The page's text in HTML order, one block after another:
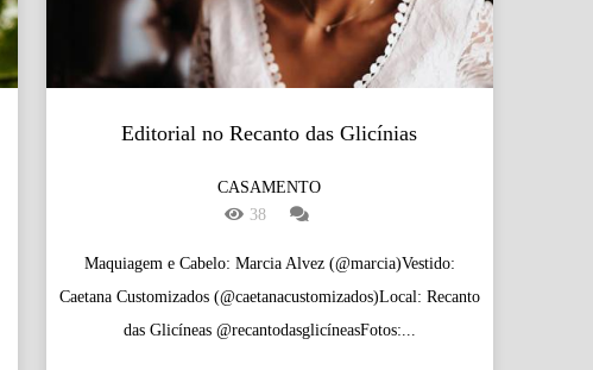
Editorial no Recanto das Glicínias
CASAMENTO
38
Maquiagem e Cabelo: Marcia Alvez (@marcia)Vestido:
Caetana Customizados (@caetanacustomizados)Local: Recanto
das Glicíneas @recantodasglicíneasFotos:...